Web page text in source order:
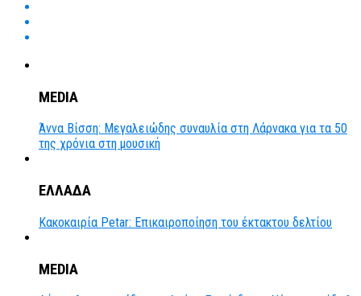
MEDIA
Άννα Βίσση: Μεγαλειώδης συναυλία στη Λάρνακα για τα 50
της χρόνια στη μουσική
ΕΛΛΑΔΑ
Κακοκαιρία Petar: Επικαιροποίηση του έκτακτου δελτίου
MEDIA